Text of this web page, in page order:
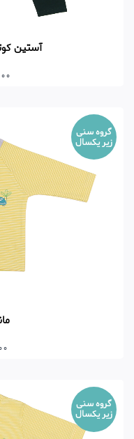
آستین
گروه سنی
زیر یکسال
گروه سنی
زیر یکسال